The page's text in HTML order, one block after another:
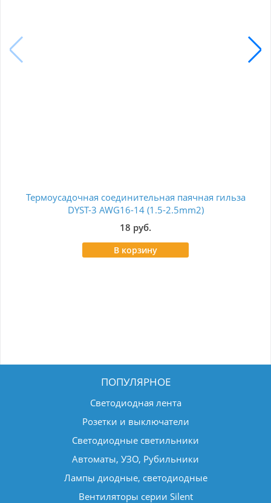
Термоусадочная соединительная паячная гильза
DYST-3 AWG16-14 (1.5-2.5mm2)
18 руб.
В корзину
ПОПУЛЯРНОЕ
Светодиодная лента
Розетки и выключатели
Светодиодные светильники
Автоматы, УЗО, Рубильники
Лампы диодные, светодиодные
Вентиляторы серии Silent